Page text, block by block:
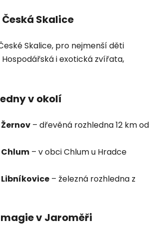
Skalice
Skalice, pro nejmenší děti
i exotická zvířata,
v okolí
– dřevěná rozhledna 12 km od
– v obci Chlum u Hradce
– železná rozhledna z
v Jaroměři